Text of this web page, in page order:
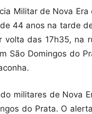
Militar de Nova
44 anos na tarde
volta das 17h35, na
São Domingos do
militares de Nova
do Prata. O